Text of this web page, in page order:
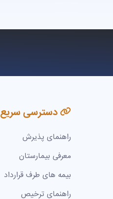
دسترسی سریع
راهنمای پذیرش
معرفی بیمارستان
بیمه های طرف قرارداد
راهنمای ترخیص